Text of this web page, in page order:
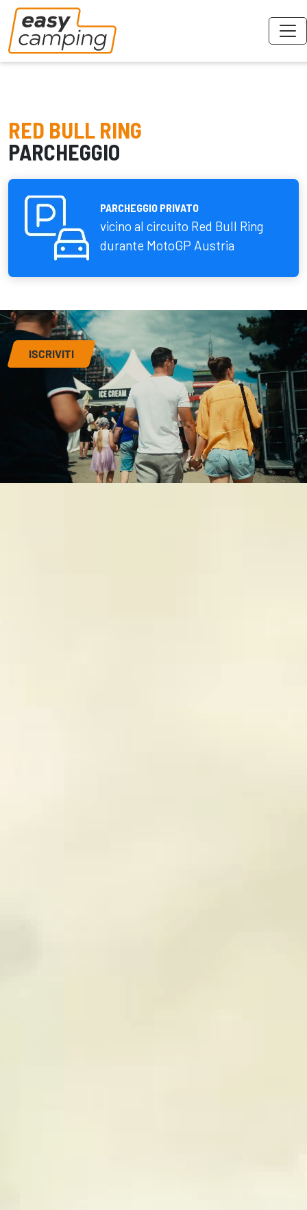
RED BULL RING
PARCHEGGIO
PARCHEGGIO PRIVATO
vicino al circuito Red Bull Ring
durante MotoGP Austria
ISCRIVITI